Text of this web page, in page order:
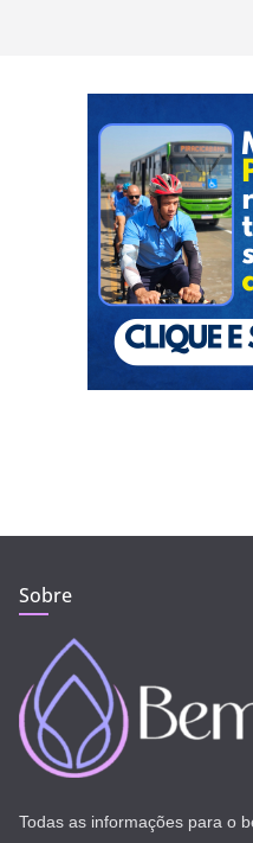
Sobre
Todas as informações para o